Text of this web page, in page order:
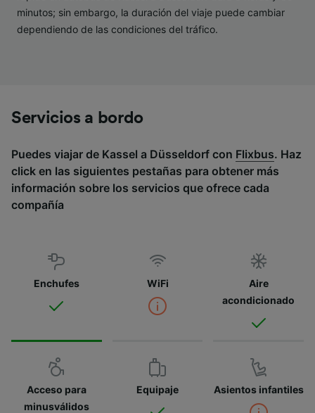
minutos; sin embargo, la duración del viaje puede cambiar
dependiendo de las condiciones del tráfico.
Servicios a bordo
Puedes viajar de Kassel a Düsseldorf con Flixbus. Haz
click en las siguientes pestañas para obtener más
información sobre los servicios que ofrece cada
compañía
Enchufes WiFi
Aire
acondicionado
Acceso para
minusválidos
Equipaje Asientos infantiles